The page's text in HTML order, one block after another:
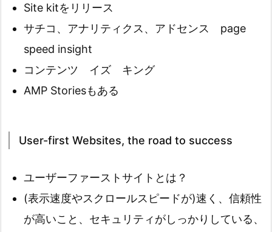
Site kitをリリース
サチコ、アナリティクス、アドセンス page
speed insight
コンテンツ イズ キング
AMP Storiesもある
User-first Websites, the road to success
ユーザーファーストサイトとは？
(表示速度やスクロールスピードが)速く、信頼性
が高いこと、セキュリティがしっかりしている、